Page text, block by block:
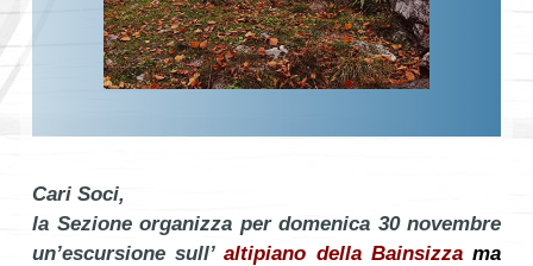
Cari Soci,
la Sezione organizza per domenica 30 novembre
un’escursione sull’altipiano della Bainsizzama